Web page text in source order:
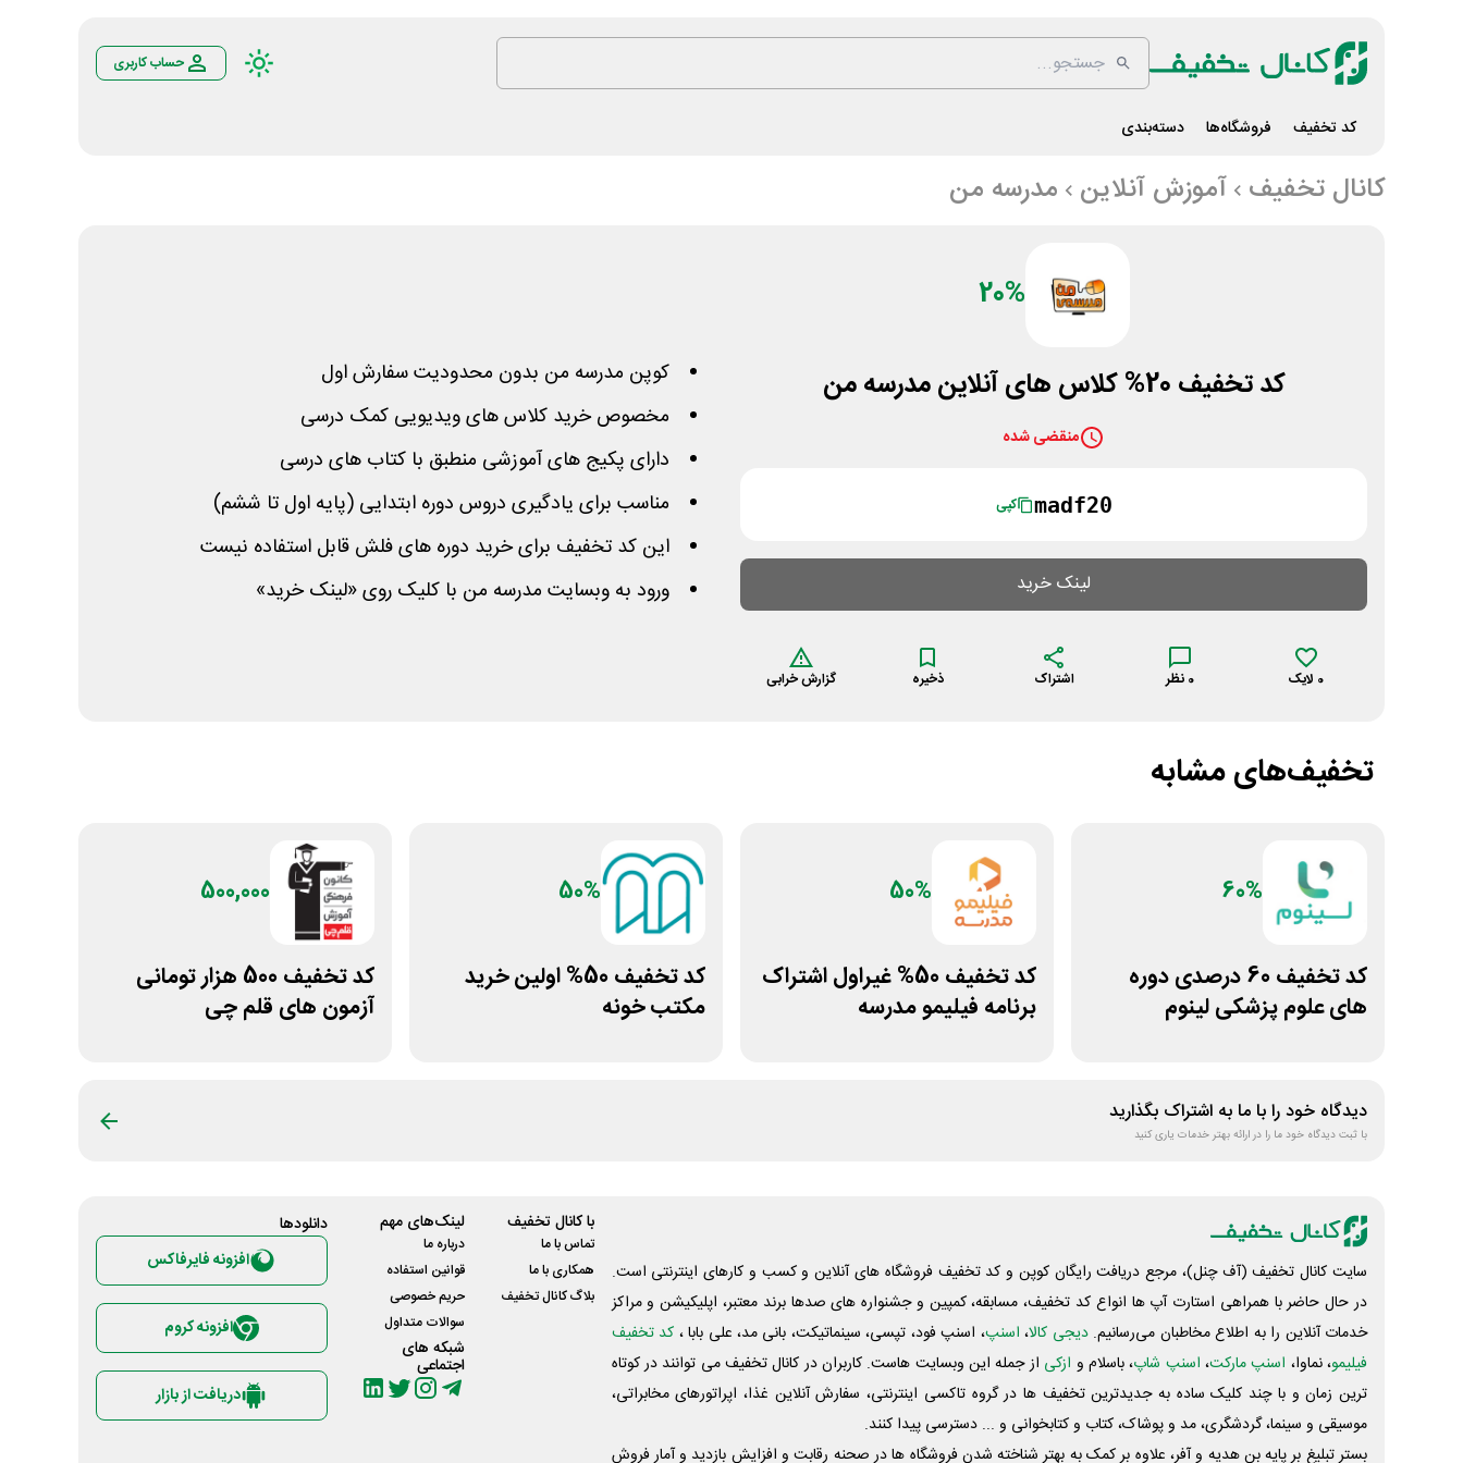
حساب کاربری
کد تخفیف فروشگاه‌ها دسته‌بندی
کانال تخفیف آموزش آنلاین مدرسه من
20%
کد تخفیف 20% کلاس های آنلاین مدرسه من
منقضی شده
madf20 کپی
لینک خرید
0 لایک 0 نظر اشتراک ذخیره گزارش خرابی
کوپن مدرسه من بدون محدودیت سفارش اول
مخصوص خرید کلاس های ویدیویی کمک درسی
دارای پکیج های آموزشی منطبق با کتاب های درسی
مناسب برای یادگیری دروس دوره ابتدایی (پایه اول تا ششم)
این کد تخفیف برای خرید دوره های فلش قابل استفاده نیست
ورود به وبسایت مدرسه من با کلیک روی «لینک خرید»
تخفیف‌های مشابه
60%
کد تخفیف 60 درصدی دوره
های علوم پزشکی لینوم
50%
کد تخفیف 50% غیراول اشتراک
برنامه فیلیمو مدرسه
50%
کد تخفیف 50% اولین خرید
مکتب خونه
500,000
کد تخفیف 500 هزار تومانی
آزمون های قلم چی
دیدگاه خود را با ما به اشتراک بگذارید
با ثبت دیدگاه خود ما را در ارائه بهتر خدمات یاری کنید
سایت کانال تخفیف (آف چنل)، مرجع دریافت رایگان کوپن و کد تخفیف فروشگاه های آنلاین و کسب و‌ کارهای اینترنتی است.
در حال حاضر با همراهی استارت آپ ها انواع کد تخفیف، مسابقه، کمپین و جشنواره های صدها برند معتبر، اپلیکیشن و مراکز
خدمات آنلاین را به اطلاع مخاطبان می‌رسانیم. دیجی کالا، اسنپ، اسنپ فود، تپسی، سینماتیکت، بانی مد، علی‌ بابا ، کد تخفیف
فیلیمو، نماوا، اسنپ مارکت، اسنپ شاپ، باسلام و ازکی از جمله این وبسایت ‌هاست. کاربران در کانال تخفیف می توانند در کوتاه
ترین زمان و با چند کلیک ساده به جدیدترین تخفیف ها در گروه تاکسی اینترنتی، سفارش آنلاین غذا، اپراتورهای مخابراتی،
موسیقی و سینما، گردشگری، مد و پوشاک، کتاب و کتابخوانی و ... دسترسی پیدا کنند.
بستر تبلیغ بر پایه بن هدیه و آفر، علاوه بر کمک به بهتر شناخته شدن فروشگاه ها در صحنه رقابت و افزایش بازدید و آمار فروش
با کانال تخفیف
تماس با ما
همکاری با ما
بلاگ کانال تخفیف
لینک‌های مهم
درباره ما
قوانین استفاده
حریم خصوصی
سوالات متداول
شبکه های
اجتماعی
دانلود‌ها
افزونه فایرفاکس
افزونه کروم
دریافت از بازار